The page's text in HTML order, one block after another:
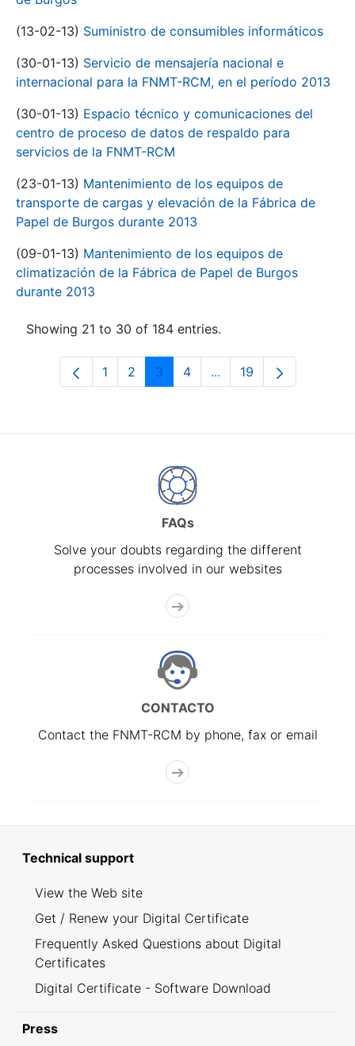
(13-02-13) Suministro de consumibles informáticos
(30-01-13) Servicio de mensajería nacional e
internacional para la FNMT-RCM, en el período 2013
(30-01-13) Espacio técnico y comunicaciones del
centro de proceso de datos de respaldo para
servicios de la FNMT-RCM
(23-01-13) Mantenimiento de los equipos de
transporte de cargas y elevación de la Fábrica de
Papel de Burgos durante 2013
(09-01-13) Mantenimiento de los equipos de
climatización de la Fábrica de Papel de Burgos
durante 2013
Showing 21 to 30 of 184 entries.
Page
1 Page
2 Page
3 Page
4 ...Intermediate Pages
Page
19
FAQs
Solve your doubts regarding the different
processes involved in our websites
CONTACTO
Contact the FNMT-RCM by phone, fax or email
Technical support
View the Web site
Get / Renew your Digital Certificate
Frequently Asked Questions about Digital
Certificates
Digital Certificate - Software Download
Press